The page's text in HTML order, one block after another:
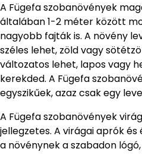
A Fügefa szobanövények
általában 1-2 méter között
nagyobb fajták is. A növény
széles lehet, zöld vagy
változatos lehet, lapos vagy
kerekded. A Fügefa
egyszikűek, azaz csak egy
A Fügefa szobanövények
jellegzetes. A virágai aprók
a növénynek a szabadon